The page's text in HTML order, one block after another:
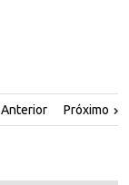
Anterior Próximo